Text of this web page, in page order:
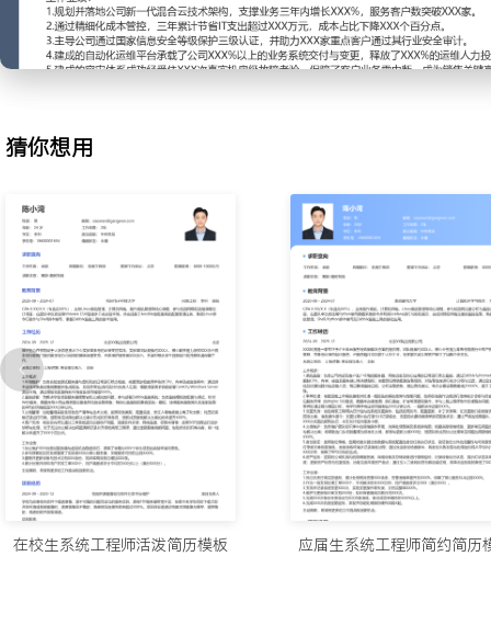
化；通过谈判优化云厂商商务条款与集中采购硬件，年度总体IT基础
3.安全合规：牵头建立并持续运维公司的信息安全体系，以满足金
求；制定安全基线并落实到自动化巡检工具中，定期执行漏洞扫描
4.自动化运维：主导建设公司统一的自动化运维平台，整合配置管理
动化；平台上线后，标准应用的平均部署时间从XXX小时缩短至XXX
率下降XXX%。
5.容灾建设：规划并实施核心业务系统的同城双活与异地灾备架构，
切换方案；组织编写详细的灾难恢复预案，并每半年主导执行一次
通过该体系，将核心系统的RTO（恢复时间目标）从XXX小时降低至
复点目标）达到秒级。
6.技术支持：作为最高级别的技术专家，处理由一线团队升级的全局
题，如大规模服务雪崩、数据库集群脑裂等；建立重大问题分析与
析报告与改进措施，沉淀为知识库案例与标准化应对手册，将类似
间缩短XXX%。
7.团队建设：负责运维团队（XXX人）的技术能力建设与人才培养，
实战培训计划；指导团队成员完成自动化脚本开发、架构优化方案
清晰的岗位技能模型与晋升路径，团队整体技能考核优秀率提升
猜你想用
在校生系统工程师活泼简历模板 应届生系统工程师简约简历